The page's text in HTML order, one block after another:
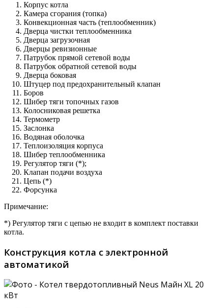
Корпус котла
Камера сгорания (топка)
Конвекционная часть (теплообменник)
Дверца чистки теплообменника
Дверца загрузочная
Дверцы ревизионные
Патрубок прямой сетевой воды
Патрубок обратной сетевой воды
Дверца боковая
Штуцер под предохранительный клапан
Боров
Шибер тяги топочных газов
Колосниковая решетка
Термометр
Заслонка
Водяная оболочка
Теплоизоляция корпуса
Шибер теплообменника
Регулятор тяги (*);
Клапан подачи воздуха
Цепь (*)
Форсунка
Примечание:
*) Регулятор тяги с цепью не входит в комплект поставки
котла.
Конструкция котла с электронной
автоматикой